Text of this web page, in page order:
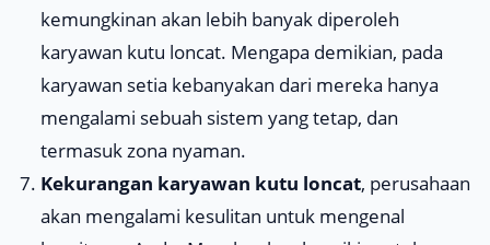
kemungkinan akan lebih banyak diperoleh
karyawan kutu loncat. Mengapa demikian, pada
karyawan setia kebanyakan dari mereka hanya
mengalami sebuah sistem yang tetap, dan
termasuk zona nyaman.
Kekurangan karyawan kutu loncat, perusahaan
akan mengalami kesulitan untuk mengenal